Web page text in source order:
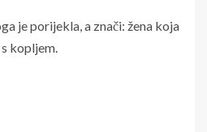
je porijekla, a znači: žena koja
kopljem.